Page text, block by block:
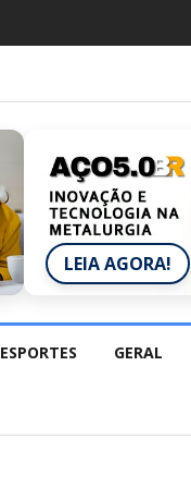
LEIA AGORA!
ESPORTES GERAL